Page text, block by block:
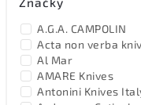
A.G.A. CAMPOLIN
Acta non verba
Al Mar
AMARE Knives
Antonini Knives